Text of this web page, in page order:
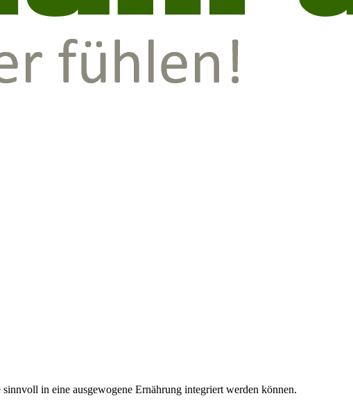
in eine ausgewogene Ernährung integriert werden können.